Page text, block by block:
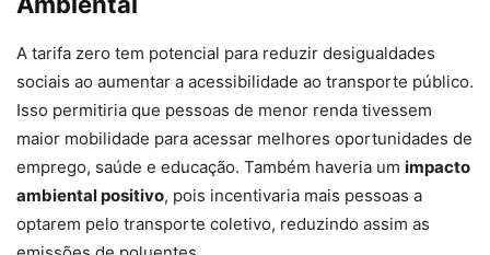
A tarifa zero tem potencial para reduzir desigualdades
sociais ao aumentar a acessibilidade ao transporte público.
Isso permitiria que pessoas de menor renda tivessem
maior mobilidade para acessar melhores oportunidades de
emprego, saúde e educação. Também haveria um impacto
ambiental positivo, pois incentivaria mais pessoas a
optarem pelo transporte coletivo, reduzindo assim as